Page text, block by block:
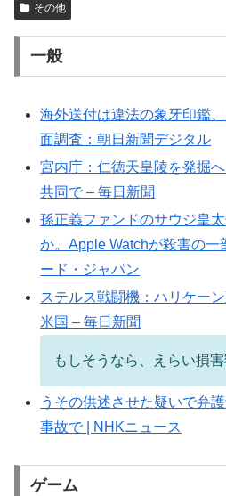
その他
一般
海外送付は違法の象牙印鑑
面調査：朝日新聞デジタル
宮内庁：仁徳天皇陵を発掘
共同で – 毎日新聞
孫正義ファンドのサウジ皇
か。Apple Watchが殺害の一
ード・ジャパン
ステルス戦闘機：ハリケー
米国 – 毎日新聞
もしそうなら、えらい損
うその供述させた疑いで弁
事故で | NHKニュース
ゲーム